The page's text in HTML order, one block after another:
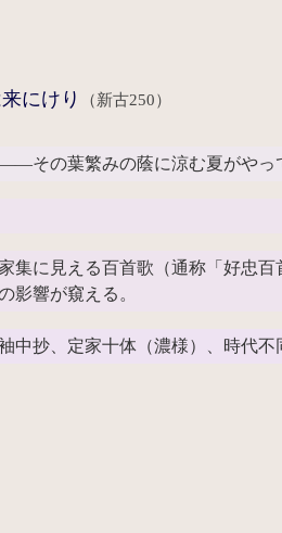
にけり （新古250）
その葉繁みの蔭に涼む夏がやっ
集に見える百首歌（通称「好忠
影響が窺える。
中抄、定家十体（濃様）、時代